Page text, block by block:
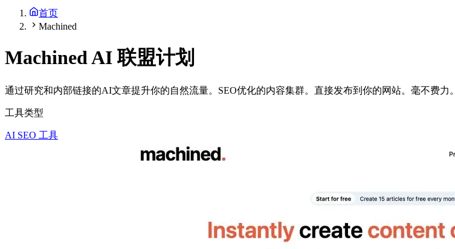
首页
Machined
MachinedAI 联盟计划
通过研究和内部链接的AI文章提升你的自然流量。SEO优化的内容集群。直接发布到你的网站。毫不费力。
工具类型
AI SEO 工具